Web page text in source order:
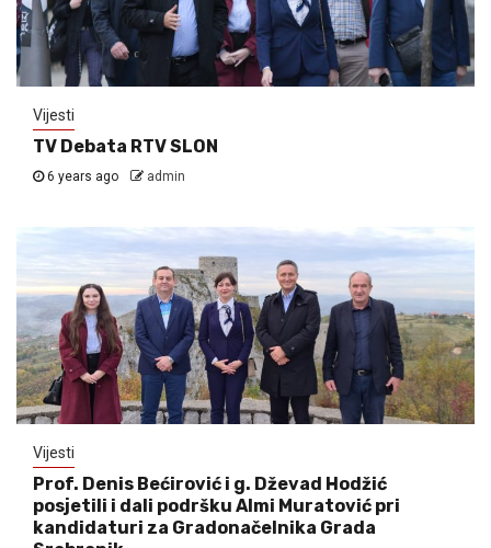
Vijesti
TV Debata RTV SLON
6 years ago admin
Vijesti
Prof. Denis Bećirović i g. Dževad Hodžić
posjetili i dali podršku Almi Muratović pri
kandidaturi za Gradonačelnika Grada